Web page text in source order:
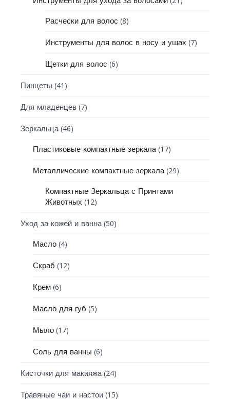
Расчески для волос (8)
Инструменты для волос в носу и ушах (7)
Щетки для волос (6)
Пинцеты (41)
Для младенцев (7)
Зеркальца (46)
Пластиковые компактные зеркала (17)
Металлические компактные зеркала (29)
Компактные Зеркальца с Принтами
Животных (12)
Уход за кожей и ванна (50)
Масло (4)
Скраб (12)
Крем (6)
Масло для губ (5)
Мыло (17)
Соль для ванны (6)
Кисточки для макияжа (24)
Травяные чаи и настои (15)